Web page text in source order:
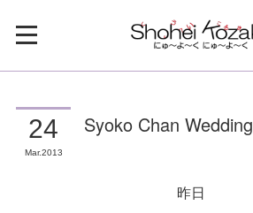
24
Mar 2013
Syoko Chan Wedding
昨日